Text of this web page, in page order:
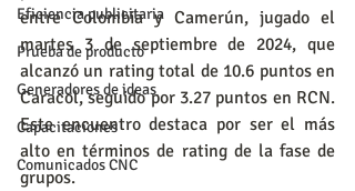
Eficiencia publicitaria
Prueba de producto
Generadores de ideas
Capacitaciones
Comunicados CNC
entre Colombia y Camerún, jugado el
martes 3 de septiembre de 2024, que
alcanzó un rating total de 10.6 puntos en
Caracol, seguido por 3.27 puntos en RCN.
Este encuentro destaca por ser el más
alto en términos de rating de la fase de
grupos.